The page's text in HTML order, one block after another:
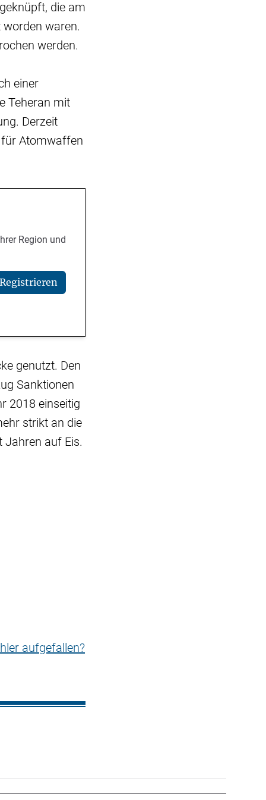
die am
waren.
werden.
einer
Teheran mit
Derzeit
für Atomwaffen
Region und
Registrieren
genutzt. Den
Sanktionen
2018 einseitig
strikt an die
Jahren auf Eis.
aufgefallen?